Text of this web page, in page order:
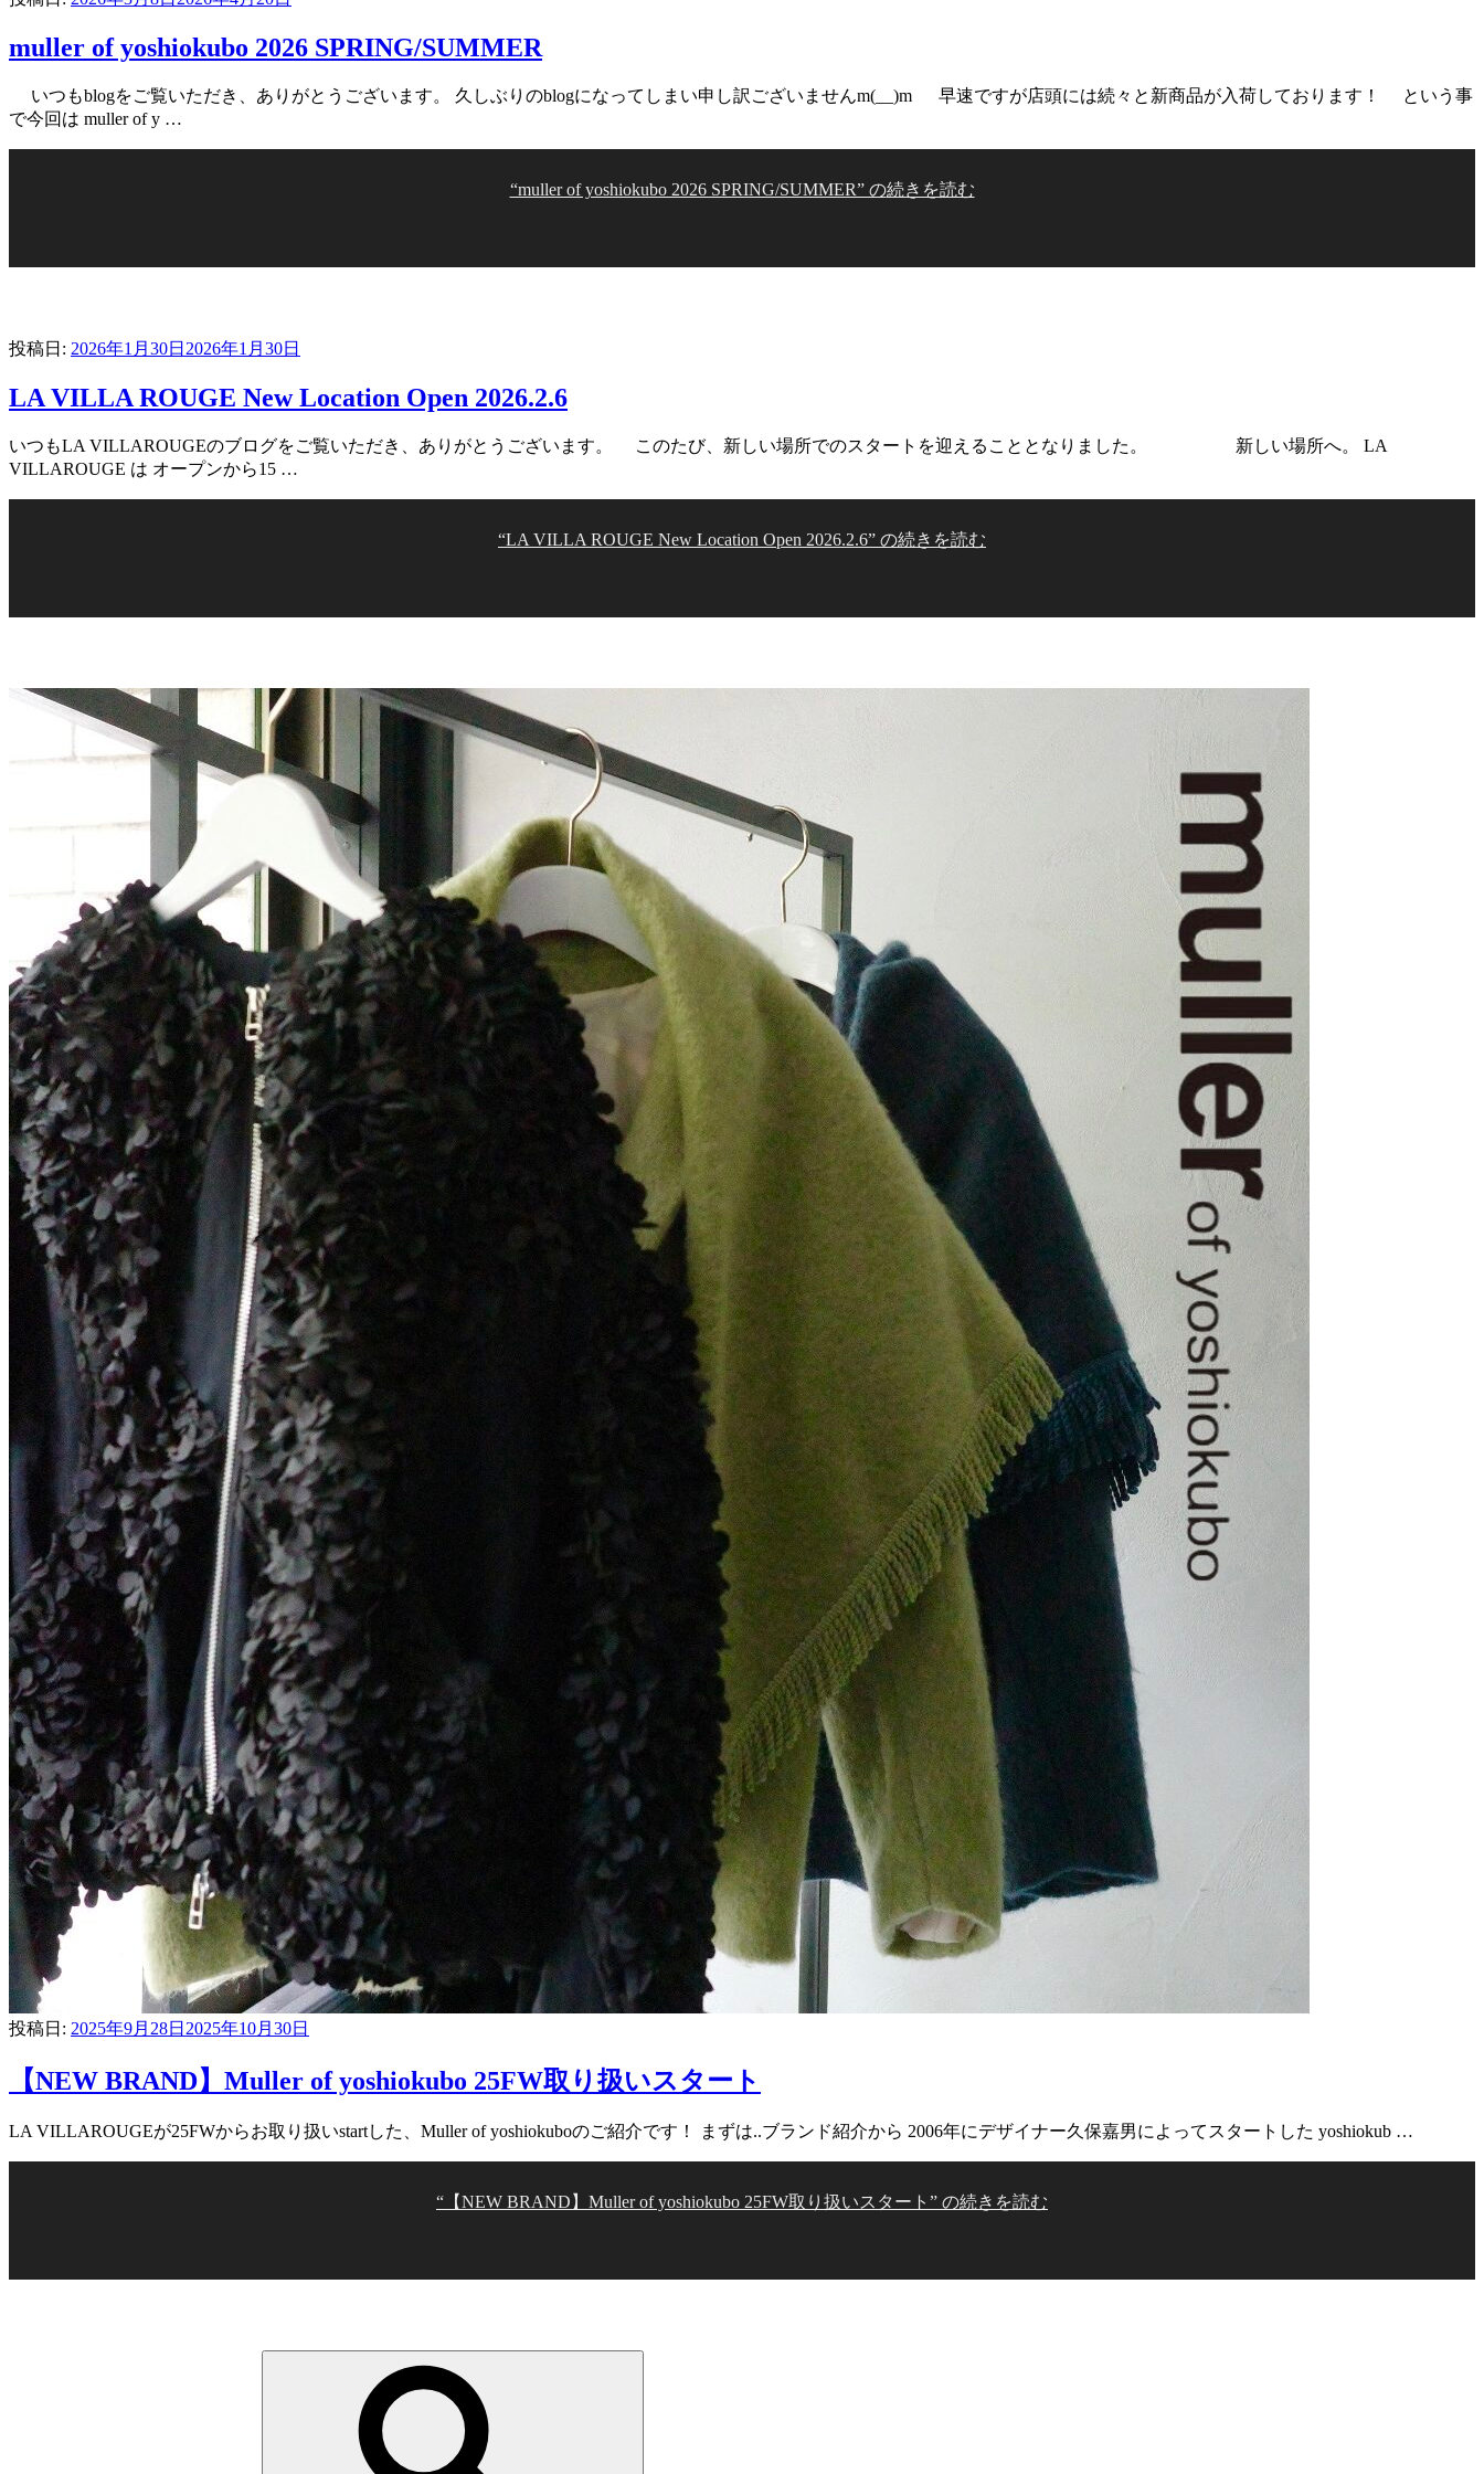
muller of yoshiokubo 2026 SPRING/SUMMER
いつもblogをご覧いただき、ありがとうございます。 久しぶりのblogになってしまい申し訳ございませんm(__)m 早速ですが店頭には続々と新商品が入荷しております！ という事
で今回は muller of y …
“muller of yoshiokubo 2026 SPRING/SUMMER” の続きを読む
投稿日: 2026年1月30日 2026年1月30日
LA VILLA ROUGE New Location Open 2026.2.6
いつもLA VILLAROUGEのブログをご覧いただき、ありがとうございます。 このたび、新しい場所でのスタートを迎えることとなりました。 新しい場所へ。 LA
VILLAROUGE は オープンから15 …
“LA VILLA ROUGE New Location Open 2026.2.6” の続きを読む
投稿日: 2025年9月28日 2025年10月30日
【NEW BRAND】Muller of yoshiokubo 25FW取り扱いスタート
LA VILLAROUGEが25FWからお取り扱いstartした、Muller of yoshiokuboのご紹介です！ まずは..ブランド紹介から 2006年にデザイナー久保嘉男によってスタートした yoshiokub …
“【NEW BRAND】Muller of yoshiokubo 25FW取り扱いスタート” の続きを読む